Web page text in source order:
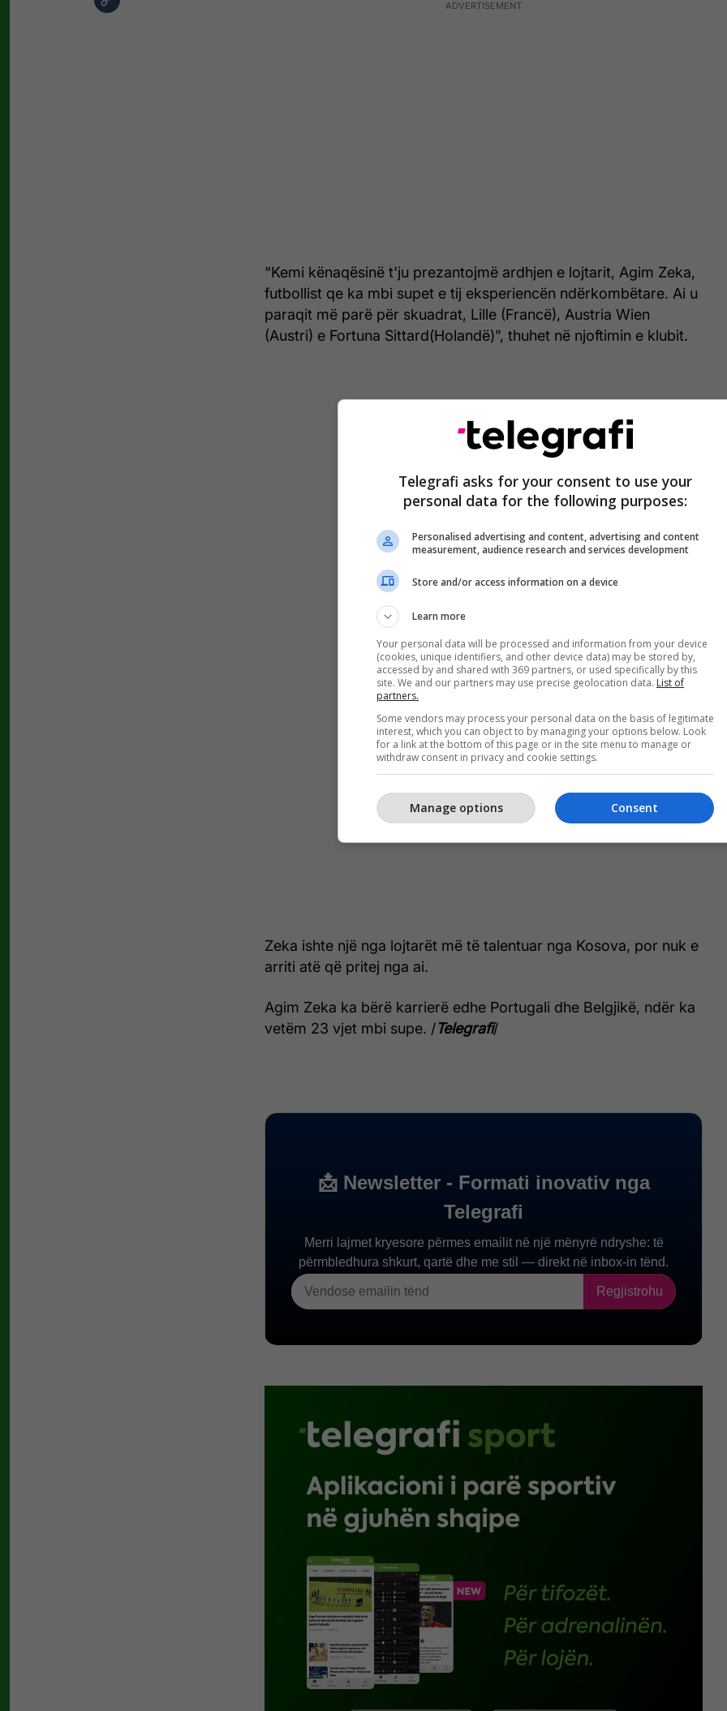
“Kemi kënaqësinë t'ju prezantojmë ardhjen e lojtarit, Agim Zeka,
futbollist qe ka mbi supet e tij eksperiencën ndërkombëtare. Ai u
paraqit më parë për skuadrat, Lille (Francë), Austria Wien
(Austri) e Fortuna Sittard(Holandë)”, thuhet në njoftimin e klubit.
Zeka ishte një nga lojtarët më të talentuar nga Kosova, por nuk e
arriti atë që pritej nga ai.
Agim Zeka ka bërë karrierë edhe Portugali dhe Belgjikë, ndër ka
vetëm 23 vjet mbi supe. /Telegrafi/
Telegrafi asks for your consent to use your
personal data for the following purposes:
Personalised advertising and content, advertising and content
measurement, audience research and services development
Store and/or access information on a device
Learn more
Your personal data will be processed and information from your device
(cookies, unique identifiers, and other device data) may be stored by,
accessed by and shared with 369 partners, or used specifically by this
site. We and our partners may use precise geolocation data. List of
partners.
Some vendors may process your personal data on the basis of legitimate
interest, which you can object to by managing your options below. Look
for a link at the bottom of this page or in the site menu to manage or
withdraw consent in privacy and cookie settings.
Consent
Manage options